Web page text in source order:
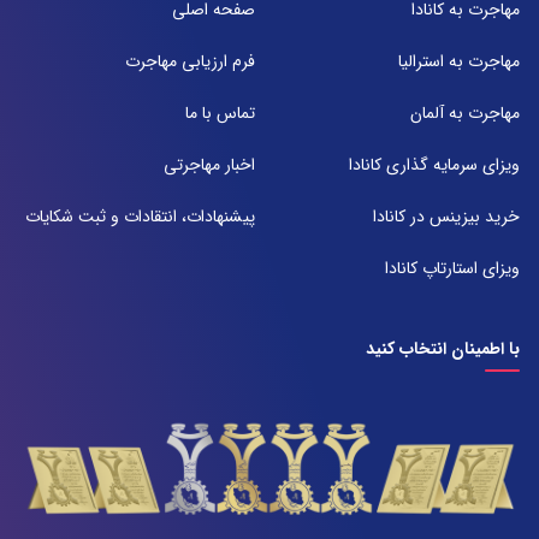
تلفن:
شعبه 2
تلفن:
مهاجرت به کانادا
مهاجرت به استرالیا
مهاجرت به آلمان
ویزای سرمایه گذاری کانادا
خرید بیزینس در کانادا
ویزای استارتاپ کانادا
صفحه اصلی
فرم ارزیابی مهاجرت
تماس با ما
اخبار مهاجرتی
پیشنهادات، انتقادات و ثبت شکایات
با اطمینان انتخاب کنید